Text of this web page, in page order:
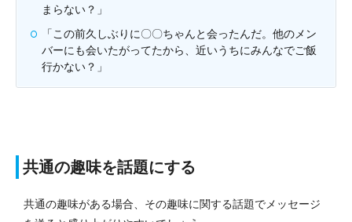
まらない？」
「この前久しぶりに〇〇ちゃんと会ったんだ。他のメン
バーにも会いたがってたから、近いうちにみんなでご飯
行かない？」
共通の趣味を話題にする
共通の趣味がある場合、その趣味に関する話題でメッセージ